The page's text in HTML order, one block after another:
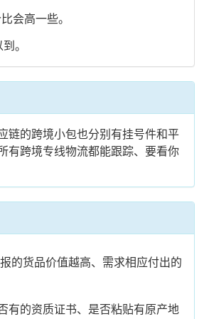
会高一些。
。
链的跨境小包也分别有挂号件和平
有跨境专线物流都能跟踪、要看你
的货品价值越高、需求相应付出的
有的资质证书、是否粘贴有原产地